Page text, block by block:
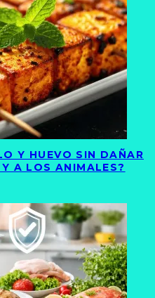
Y HUEVO SIN DAÑAR
A LOS ANIMALES?